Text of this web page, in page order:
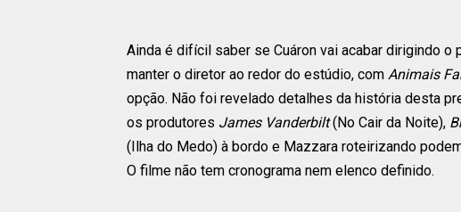
Ainda é difícil saber se Cuáron vai acabar dirigindo o
manter o diretor ao redor do estúdio, com Animais
opção. Não foi revelado detalhes da história desta
os produtores James Vanderbilt(No Cair da Noite),
(Ilha do Medo) à bordo e Mazzara roteirizando
O filme não tem cronograma nem elenco definido.